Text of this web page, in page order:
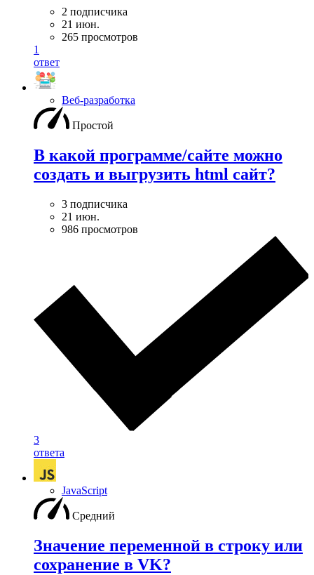
2 подписчика
21 июн.
265 просмотров
1
ответ
Веб-разработка
Простой
В какой программе/сайте можно
создать и выгрузить html сайт?
3 подписчика
21 июн.
986 просмотров
3
ответа
JavaScript
Средний
Значение переменной в строку или
сохранение в VK?